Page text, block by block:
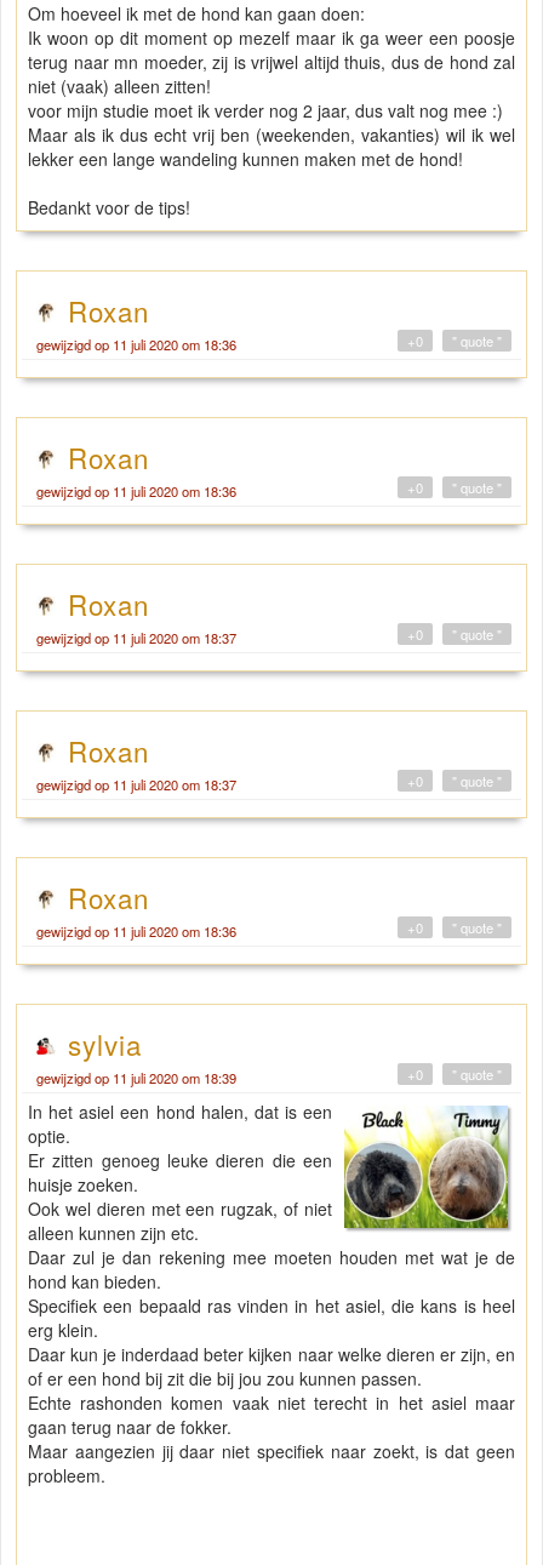
Om hoeveel ik met de hond kan gaan doen:
Ik woon op dit moment op mezelf maar ik ga weer een poosje
terug naar mn moeder, zij is vrijwel altijd thuis, dus de hond zal
niet (vaak) alleen zitten!
voor mijn studie moet ik verder nog 2 jaar, dus valt nog mee :)
Maar als ik dus echt vrij ben (weekenden, vakanties) wil ik wel
lekker een lange wandeling kunnen maken met de hond!
Bedankt voor de tips!
Roxan
gewijzigd op 11 juli 2020 om 18:36 " quote "
+0
Roxan
gewijzigd op 11 juli 2020 om 18:36 " quote "
+0
Roxan
gewijzigd op 11 juli 2020 om 18:37 " quote "
+0
Roxan
gewijzigd op 11 juli 2020 om 18:37 " quote "
+0
Roxan
gewijzigd op 11 juli 2020 om 18:36 " quote "
+0
sylvia
gewijzigd op 11 juli 2020 om 18:39 " quote "
+0
In het asiel een hond halen, dat is een
optie.
Er zitten genoeg leuke dieren die een
huisje zoeken.
Ook wel dieren met een rugzak, of niet
alleen kunnen zijn etc.
Daar zul je dan rekening mee moeten houden met wat je de
hond kan bieden.
Specifiek een bepaald ras vinden in het asiel, die kans is heel
erg klein.
Daar kun je inderdaad beter kijken naar welke dieren er zijn, en
of er een hond bij zit die bij jou zou kunnen passen.
Echte rashonden komen vaak niet terecht in het asiel maar
gaan terug naar de fokker.
Maar aangezien jij daar niet specifiek naar zoekt, is dat geen
probleem.